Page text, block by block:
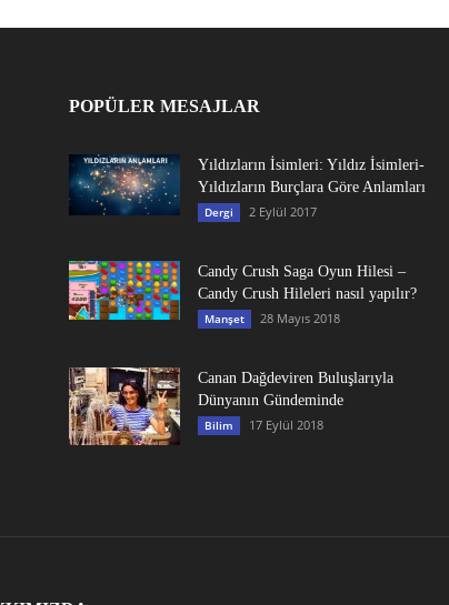
POPÜLER MESAJLAR
Yıldızların İsimleri: Yıldız İsimleri-
Yıldızların Burçlara Göre Anlamları
Dergi 2 Eylül 2017
Candy Crush Saga Oyun Hilesi –
Candy Crush Hileleri nasıl yapılır?
Manşet 28 Mayıs 2018
Canan Dağdeviren Buluşlarıyla
Dünyanın Gündeminde
Bilim 17 Eylül 2018